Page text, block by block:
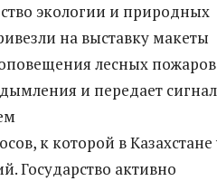
экологии и природных
на выставку макеты
лесных
и передает сигнал
к которой в Казахстане
Государство активно